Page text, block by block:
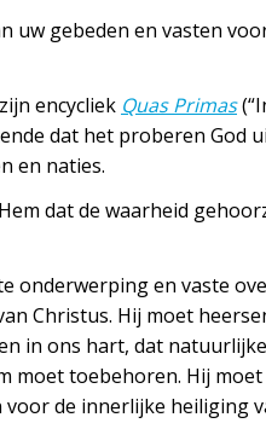
uw gebeden en vasten
encycliek Quas Primas
dat het proberen God
en naties.
dat de waarheid
onderwerping en vaste
Christus. Hij moet
in ons hart, dat
moet toebehoren. Hij
de innerlijke heiliging